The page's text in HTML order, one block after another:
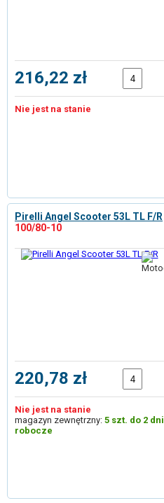
216,22 zł
Nie jest na stanie
Pirelli Angel Scooter 53L TL F/R
100/80-10
220,78 zł
Nie jest na stanie
magazyn zewnętrzny: 5 szt. do 2 dni
robocze